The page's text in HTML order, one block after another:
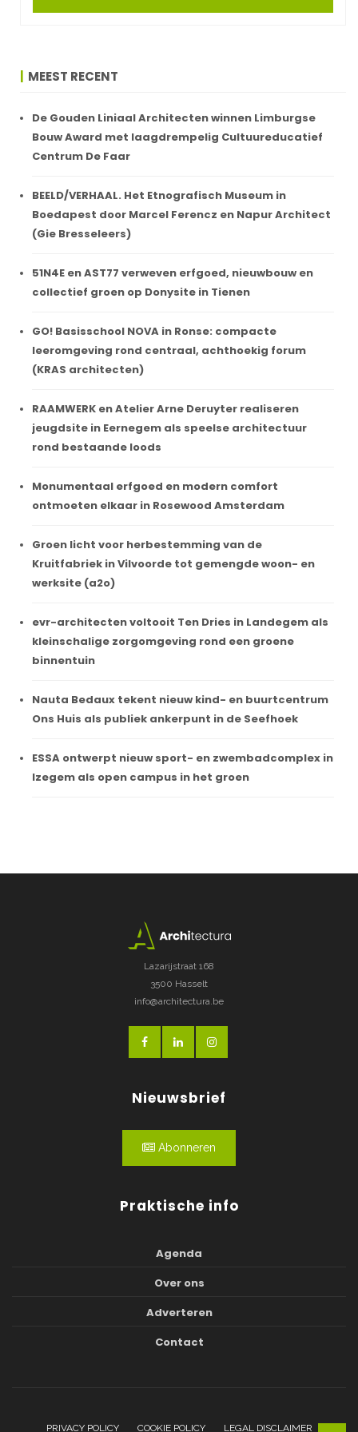
MEEST RECENT
De Gouden Liniaal Architecten winnen Limburgse
Bouw Award met laagdrempelig Cultuureducatief
Centrum De Faar
BEELD/VERHAAL. Het Etnografisch Museum in
Boedapest door Marcel Ferencz en Napur Architect
(Gie Bresseleers)
51N4E en AST77 verweven erfgoed, nieuwbouw en
collectief groen op Donysite in Tienen
GO! Basisschool NOVA in Ronse: compacte
leeromgeving rond centraal, achthoekig forum
(KRAS architecten)
RAAMWERK en Atelier Arne Deruyter realiseren
jeugdsite in Eernegem als speelse architectuur
rond bestaande loods
Monumentaal erfgoed en modern comfort
ontmoeten elkaar in Rosewood Amsterdam
Groen licht voor herbestemming van de
Kruitfabriek in Vilvoorde tot gemengde woon- en
werksite (a2o)
evr-architecten voltooit Ten Dries in Landegem als
kleinschalige zorgomgeving rond een groene
binnentuin
Nauta Bedaux tekent nieuw kind- en buurtcentrum
Ons Huis als publiek ankerpunt in de Seefhoek
ESSA ontwerpt nieuw sport- en zwembadcomplex in
Izegem als open campus in het groen
Lazarijstraat 168
3500 Hasselt
info@architectura.be
Nieuwsbrief
Abonneren
Praktische info
Agenda
Over ons
Adverteren
Contact
PRIVACY POLICY COOKIE POLICY LEGAL DISCLAIMER